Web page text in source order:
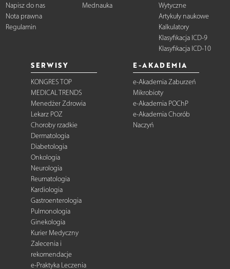
Napisz do nas
Nota prawna
Regulamin
Mednauka
Wytyczne
Artykuły naukowe
Kalkulatory
Klasyfikacja ICD-9
Klasyfikacja ICD-10
SERWISY
KONGRES TOP
MEDICAL TRENDS
Menedżer Zdrowia
Lekarz POZ
Choroby rzadkie
Dermatologia
Diabetologia
Onkologia
Neurologia
Reumatologia
Kardiologia
Gastroenterologia
Pulmonologia
Ginekologia
Kurier Medyczny
Zalecenia i
rekomendacje
e-Praktyka Leczenia
E-AKADEMIA
e-Akademia Zaburzeń
Mikrobioty
e-Akademia POChP
e-Akademia Chorób
Naczyń